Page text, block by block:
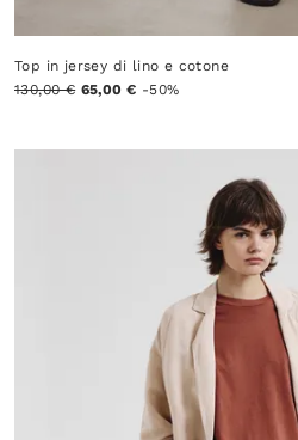
Top in jersey di lino e cotone
130,00 € 65,00 € -50%